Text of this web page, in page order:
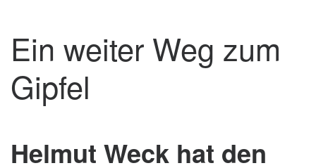
Ein weiter Weg zum
Gipfel
Helmut Weck hat den